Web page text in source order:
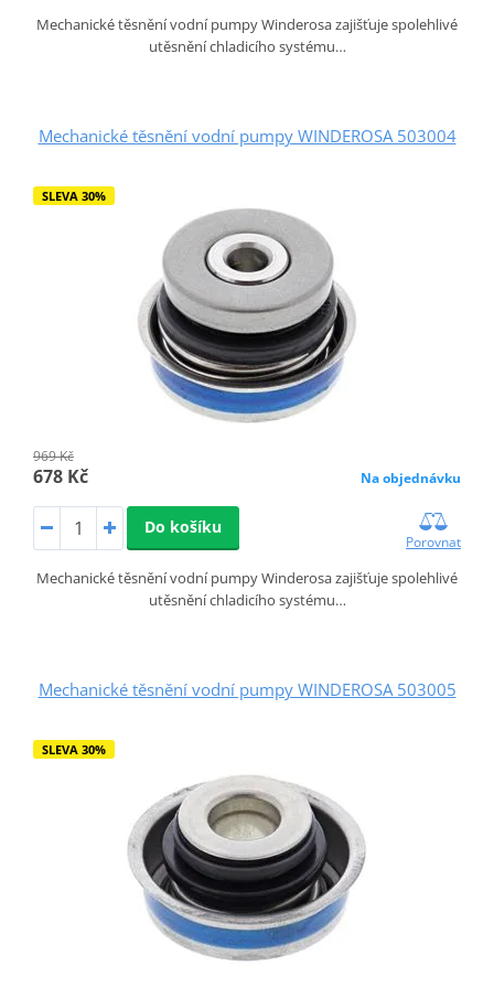
Mechanické těsnění vodní pumpy Winderosa zajišťuje spolehlivé
utěsnění chladicího systému…
Mechanické těsnění vodní pumpy WINDEROSA 503004
SLEVA 30%
969 Kč
678 Kč Na objednávku
Do košíku
Porovnat
Mechanické těsnění vodní pumpy Winderosa zajišťuje spolehlivé
utěsnění chladicího systému…
Mechanické těsnění vodní pumpy WINDEROSA 503005
SLEVA 30%